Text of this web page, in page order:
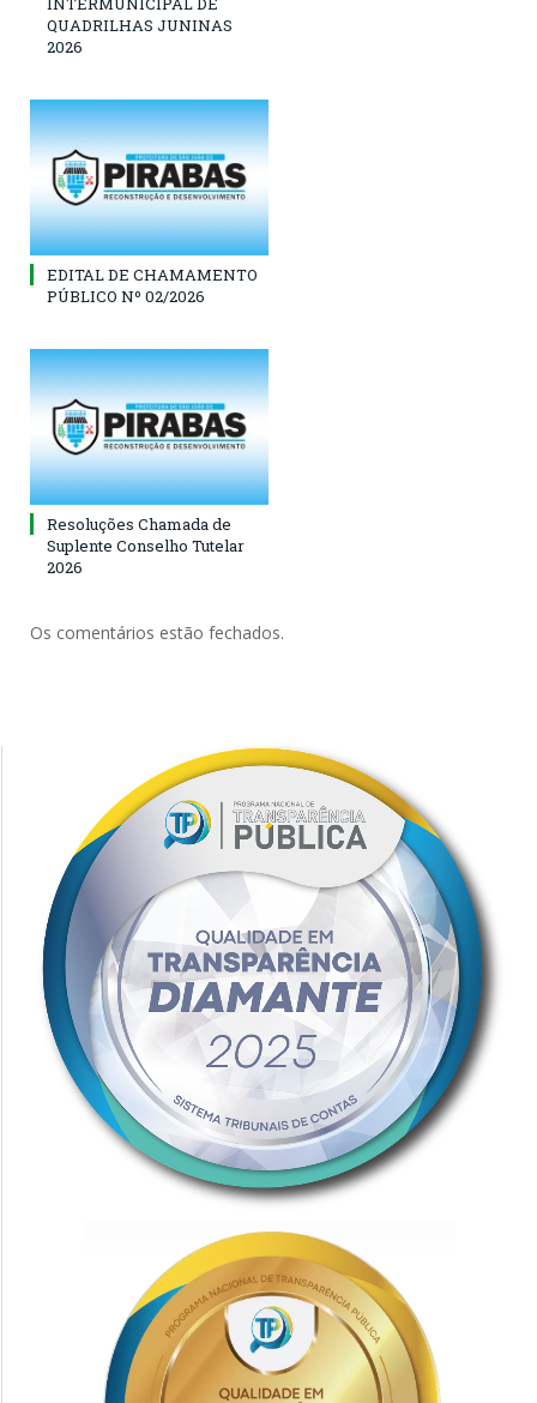
QUADRILHAS JUNINAS
2026
EDITAL DE CHAMAMENTO
PÚBLICO Nº 02/2026
Resoluções Chamada de
Suplente Conselho Tutelar
2026
Os comentários estão fechados.